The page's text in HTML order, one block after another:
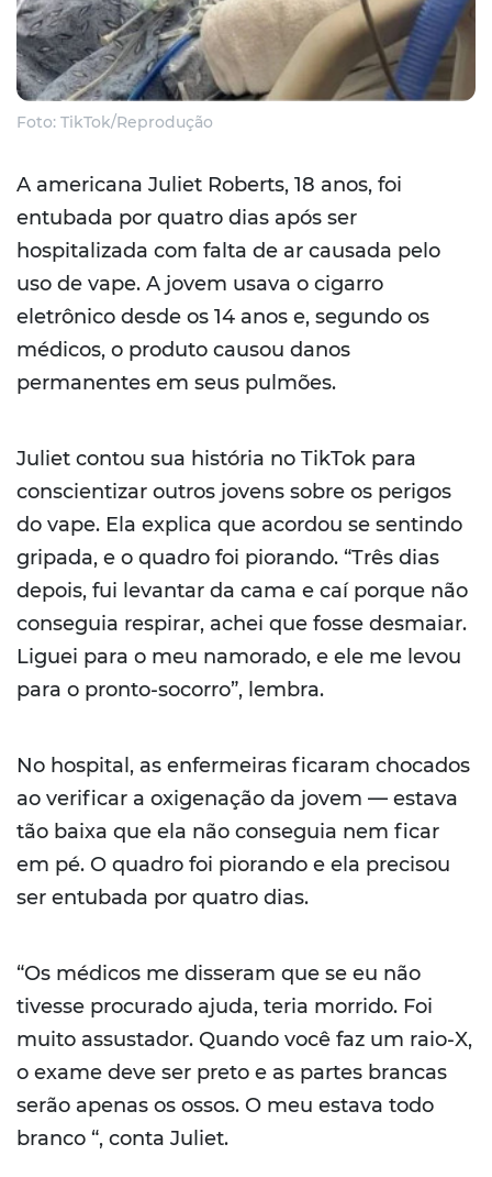
Foto: TikTok/Reprodução
A americana Juliet Roberts, 18 anos, foi
entubada por quatro dias após ser
hospitalizada com falta de ar causada pelo
uso de vape. A jovem usava o cigarro
eletrônico desde os 14 anos e, segundo os
médicos, o produto causou danos
permanentes em seus pulmões.
Juliet contou sua história no TikTok para
conscientizar outros jovens sobre os perigos
do vape. Ela explica que acordou se sentindo
gripada, e o quadro foi piorando. “Três dias
depois, fui levantar da cama e caí porque não
conseguia respirar, achei que fosse desmaiar.
Liguei para o meu namorado, e ele me levou
para o pronto-socorro”, lembra.
No hospital, as enfermeiras ficaram chocados
ao verificar a oxigenação da jovem — estava
tão baixa que ela não conseguia nem ficar
em pé. O quadro foi piorando e ela precisou
ser entubada por quatro dias.
“Os médicos me disseram que se eu não
tivesse procurado ajuda, teria morrido. Foi
muito assustador. Quando você faz um raio-X,
o exame deve ser preto e as partes brancas
serão apenas os ossos. O meu estava todo
branco “, conta Juliet.